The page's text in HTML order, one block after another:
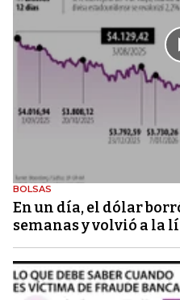
BOLSAS
En un día, el dólar
semanas y volvió a la